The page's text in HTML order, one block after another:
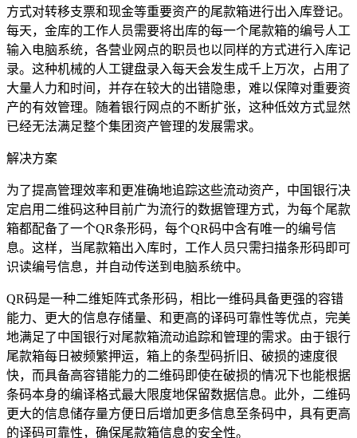
方式对转移支票和现金等重要资产的尾款箱进行出入库登记。
每天，金库的工作人员需要将出库的每一个尾款箱的编号人工
输入电脑系统，各营业网点的职员也以同样的方式进行入库记
录。这种机械的人工键盘录入每天会发生成千上万次，占用了
大量人力和时间，并存在较大的出错隐患，难以保障对重要资
产的有效管理。随着银行网点的不断扩张，这种低效方式显然
已经无法满足整个集团资产管理的发展需求。
解决方案
为了提高管理效率和更准确地追踪这些流动资产，中国银行决
定启用二维码这种目前广为流行的数据管理方式，为每个尾款
箱都配备了一个QR条形码，每个QR码中含有唯一的编号信
息。这样，当尾款箱出入库时，工作人员只需扫描条形码即可
识读编号信息，并自动传送到电脑系统中。
QR码是一种二维矩阵式条形码，相比一维码具备更强的容错
能力、更大的信息存储量、和更高的译码可靠性等优点，完美
地满足了中国银行对尾款箱流动追踪和管理的需求。由于银行
尾款箱每日被频繁押运，箱上的条型码折旧、破损的速度很
快，而具备高容错能力的二维码即使在破损的情况下也能根据
条码本身的编译格式最大限度地保留数据信息。此外，二维码
更大的信息储存量方便日后增加更多信息至条码中，具有更高
的译码可靠性，确保尾款箱信息的安全性。